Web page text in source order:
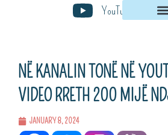
YouTube
NË KANALIN TONË NË
VIDEO RRETH 200 MIJË
JANUARY 8, 2024